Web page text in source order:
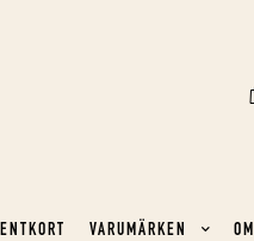
VARUMÄRKEN